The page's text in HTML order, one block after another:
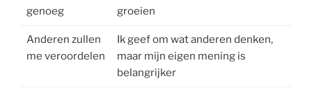
genoeg
groeien
Anderen zullen
me veroordelen
Ik geef om wat anderen denken,
maar mijn eigen mening is
belangrijker